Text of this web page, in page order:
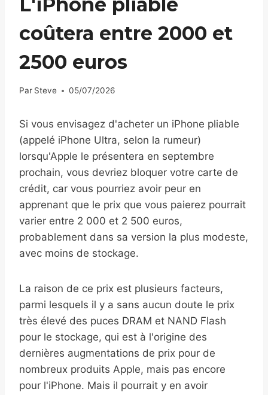
coûtera entre 2000 et
2500 euros
Par Steve 05/07/2026
Si vous envisagez d'acheter un iPhone pliable
(appelé iPhone Ultra, selon la rumeur)
lorsqu'Apple le présentera en septembre
prochain, vous devriez bloquer votre carte de
crédit, car vous pourriez avoir peur en
apprenant que le prix que vous paierez pourrait
varier entre 2 000 et 2 500 euros,
probablement dans sa version la plus modeste,
avec moins de stockage.
La raison de ce prix est plusieurs facteurs,
parmi lesquels il y a sans aucun doute le prix
très élevé des puces DRAM et NAND Flash
pour le stockage, qui est à l'origine des
dernières augmentations de prix pour de
nombreux produits Apple, mais pas encore
pour l'iPhone. Mais il pourrait y en avoir